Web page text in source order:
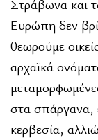
Στράβωνα και
Ευρώπη δεν
θεωρούμε
αρχαϊκά
στα σπάργανα,
κερβεσία,